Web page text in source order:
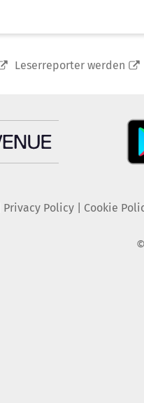
Leserreporter werden
Privacy Policy| Cookie
©